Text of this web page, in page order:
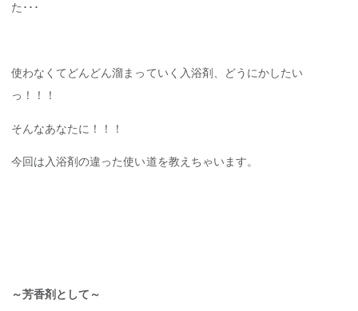
た･･･
使わなくてどんどん溜まっていく入浴剤、どうにかしたい
っ！！！
そんなあなたに！！！
今回は入浴剤の違った使い道を教えちゃいます。
～芳香剤として～